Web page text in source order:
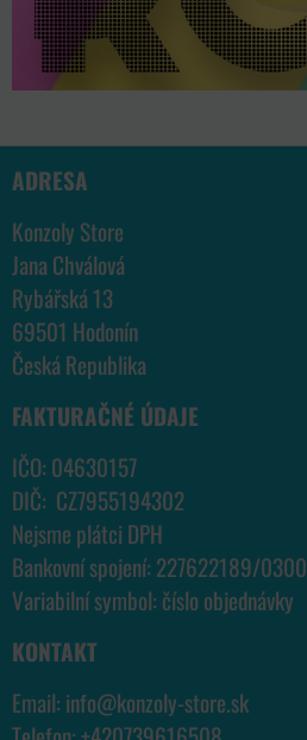
ADRESA
Konzoly Store
Jana Chválová
Rybářská 13
69501 Hodonín
Česká Republika
FAKTURAČNÉ ÚDAJE
IČO: 04630157
DIČ: CZ7955194302
Nejsme plátci DPH
Bankovní spojení: 227622189/0300
Variabilní symbol: číslo objednávky
KONTAKT
Email: info@konzoly-store.sk